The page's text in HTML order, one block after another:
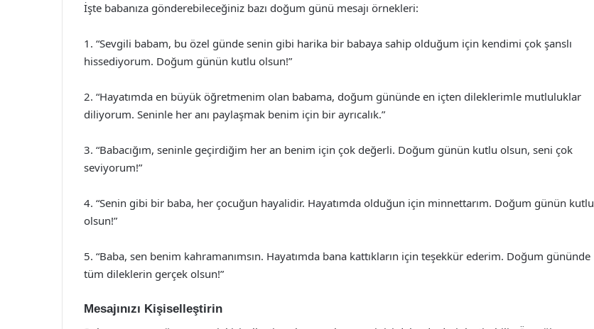
İşte babanıza gönderebileceğiniz bazı doğum günü mesajı örnekleri:
1. “Sevgili babam, bu özel günde senin gibi harika bir babaya sahip olduğum için kendimi çok şanslı
hissediyorum. Doğum günün kutlu olsun!”
2. “Hayatımda en büyük öğretmenim olan babama, doğum gününde en içten dileklerimle mutluluklar
diliyorum. Seninle her anı paylaşmak benim için bir ayrıcalık.”
3. “Babacığım, seninle geçirdiğim her an benim için çok değerli. Doğum günün kutlu olsun, seni çok
seviyorum!”
4. “Senin gibi bir baba, her çocuğun hayalidir. Hayatımda olduğun için minnettarım. Doğum günün kutlu
olsun!”
5. “Baba, sen benim kahramanımsın. Hayatımda bana kattıkların için teşekkür ederim. Doğum gününde
tüm dileklerin gerçek olsun!”
Mesajınızı Kişiselleştirin